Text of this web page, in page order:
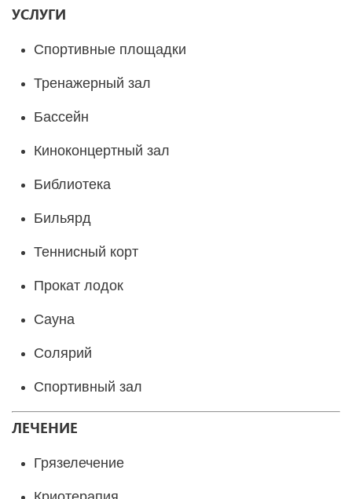
УСЛУГИ
Спортивные площадки
Тренажерный зал
Бассейн
Киноконцертный зал
Библиотека
Бильярд
Теннисный корт
Прокат лодок
Сауна
Солярий
Спортивный зал
ЛЕЧЕНИЕ
Грязелечение